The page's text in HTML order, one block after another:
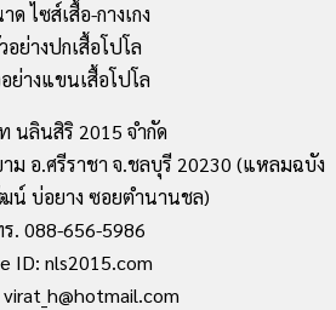
ด ไซส์เสื้อ-กางเกง
อย่างปกเสื้อโปโล
ย่างแขนเสื้อโปโล
นลินสิริ 2015 จำกัด
อ.ศรีราชา จ.ชลบุรี 20230 (แหลมฉบัง
น์ บ่อยาง ซอยตำนานชล)
. 088-656-5986
ID: nls2015.com
virat_h@hotmail.com